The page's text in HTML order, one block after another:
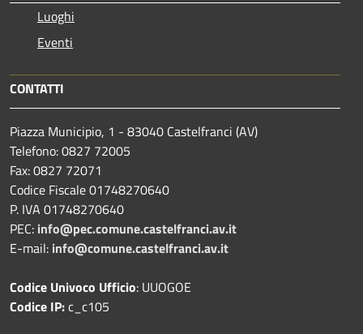
Luoghi
Eventi
CONTATTI
Piazza Municipio, 1 - 83040 Castelfranci (AV)
Telefono: 0827 72005
Fax: 0827 72071
Codice Fiscale 01748270640
P. IVA 01748270640
PEC: info@pec.comune.castelfranci.av.it
E-mail: info@comune.castelfranci.av.it
Codice Univoco Ufficio: UUOGOE
Codice IP:c_c105